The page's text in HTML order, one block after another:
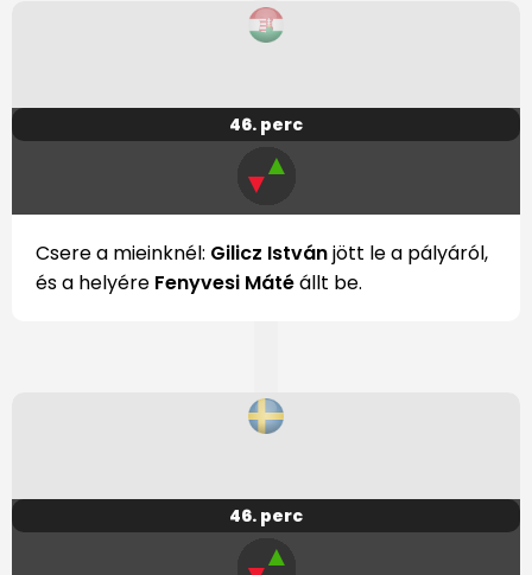
46. perc
▼▲
Csere a mieinknél: Gilicz Istvánjött le a pályáról,
és a helyére Fenyvesi Mátéállt be.
46. perc
▲